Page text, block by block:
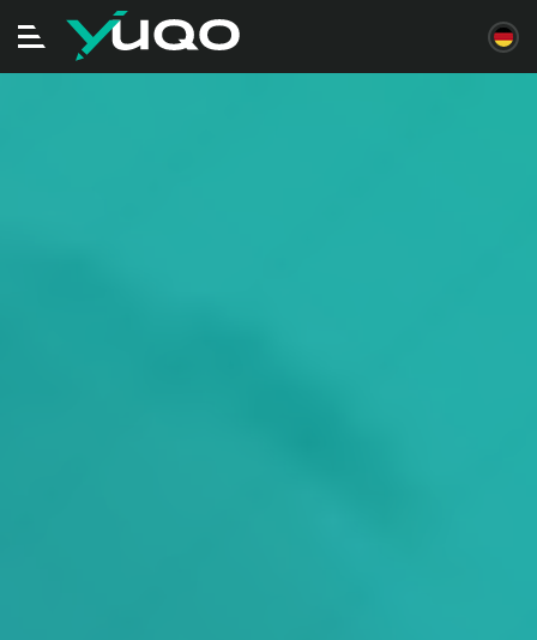
Navigation
ein/ausschalten